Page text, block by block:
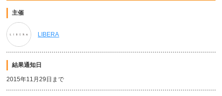
主催
LIBERA
結果通知日
2015年11月29日まで